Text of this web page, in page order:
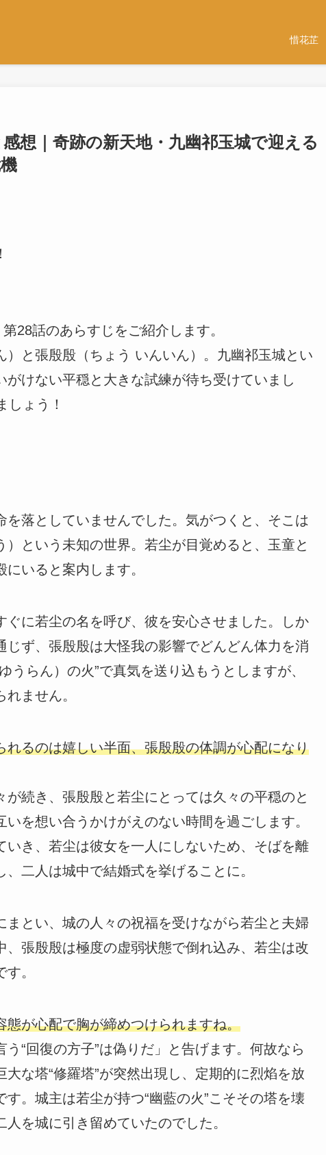
惜花芷
想｜奇跡の新天地・九幽祁玉城で迎える
28話のあらすじをご紹介します。
）と張殷殷（ちょう いんいん）。九幽祁玉城とい
けない平穏と大きな試練が待ち受けていまし
しょう！
落としていませんでした。気がつくと、そこは
という未知の世界。若尘が目覚めると、玉童と
にいると案内します。
に若尘の名を呼び、彼を安心させました。しか
じず、張殷殷は大怪我の影響でどんどん体力を消
うらん）の火”で真気を送り込もうとしますが、
ません。
るのは嬉しい半面、張殷殷の体調が心配になり
続き、張殷殷と若尘にとっては久々の平穏のと
いを想い合うかけがえのない時間 を過ごします。
いき、若尘は彼女を一人にしないため、そばを離
二人は城中で結婚式を挙げることに。
とい、城の人々の祝福を受けながら若尘と夫婦
張殷殷は極度の虚弱状態で倒れ込み、若尘は改
。
が心配で胸が締めつけられますね。
“回復の方子”は偽りだ」と告げます。何故なら
な塔“修羅塔”が突然出現し、定期的に烈焰を放
。城主は若尘が持つ“幽藍の火”こそその塔を壊
を城に引き留めていたのでした。